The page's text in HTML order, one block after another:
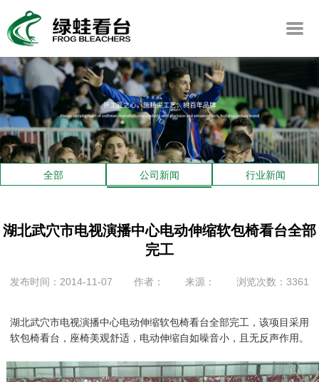
全部 公司新闻 行业新闻
湖北武穴市电视演播中心电动伸缩软包椅看台全部
完工
发布时间：2014-11-07 作者： 来源： 浏览次数：3361
湖北武穴市电视演播中心电动伸缩软包椅看台全部完工，该项目采用
软包椅看台，座椅美观舒适，电动伸缩自如噪音小，且无反声作用。